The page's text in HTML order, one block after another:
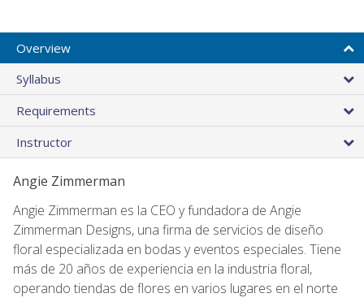
Overview
Syllabus
Requirements
Instructor
Angie Zimmerman
Angie Zimmerman es la CEO y fundadora de Angie
Zimmerman Designs, una firma de servicios de diseño
floral especializada en bodas y eventos especiales. Tiene
más de 20 años de experiencia en la industria floral,
operando tiendas de flores en varios lugares en el norte